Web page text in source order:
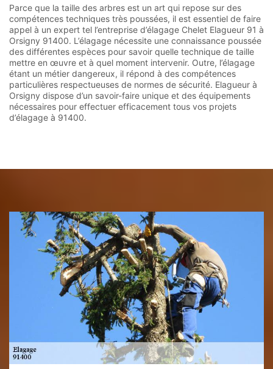
Parce que la taille des arbres est un art qui repose sur des
compétences techniques très poussées, il est essentiel de faire
appel à un expert tel l’entreprise d’élagage Chelet Elagueur 91 à
Orsigny 91400. L’élagage nécessite une connaissance poussée
des différentes espèces pour savoir quelle technique de taille
mettre en œuvre et à quel moment intervenir. Outre, l’élagage
étant un métier dangereux, il répond à des compétences
particulières respectueuses de normes de sécurité. Elagueur à
Orsigny dispose d’un savoir-faire unique et des équipements
nécessaires pour effectuer efficacement tous vos projets
d’élagage à 91400.